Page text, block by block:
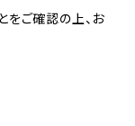
をご確認の上、お